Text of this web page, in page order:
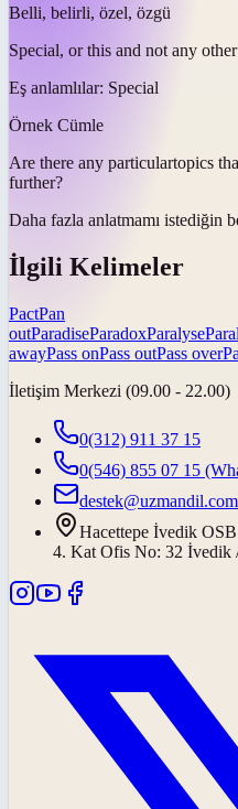
Belli, belirli, özel, özgü
Special, or this and not any other
Eş anlamlılar: Special
Örnek Cümle
Are there any particulartopics
further?
Daha fazla anlatmamı istediğin
İlgili Kelimeler
PactPan
outParadiseParadoxParalyse
awayPass onPass outPass over
İletişim Merkezi (09.00 - 22.00)
0(312) 911 37 15
0(546) 855 07 15
destek@uzmandil.com
Hacettepe İvedik
4. Kat Ofis No: 32